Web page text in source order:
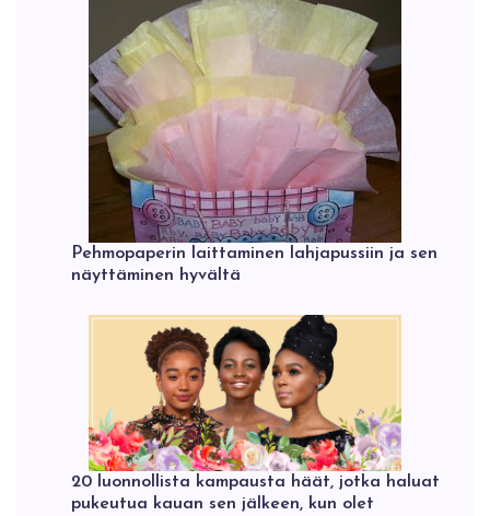
Pehmopaperin laittaminen lahjapussiin ja sen
näyttäminen hyvältä
20 luonnollista kampausta häät, jotka haluat
pukeutua kauan sen jälkeen, kun olet